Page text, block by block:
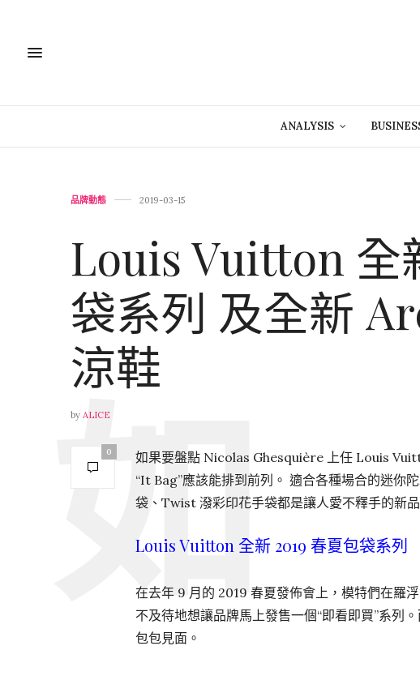
ANALYSIS
品牌動態 2019-03-15
Louis Vuitton 全
袋系列 及全新
涼鞋
by ALICE
0
如果要盤點 Nicolas Ghesquière 上任 Louis
“It Bag”應該能排到前列。 適合各種場合的迷
袋、Twist 潑彩印花手袋都是讓人愛不釋手的新品
Louis Vuitton 全新 2019 春夏包袋系列
在去年 9 月的 2019 春夏發佈會上，模特們在羅
不及待地想讓品牌馬上發售一個“即看即買”系列
包包見面。